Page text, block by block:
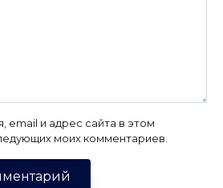
email и адрес сайта в этом
моих комментариев.